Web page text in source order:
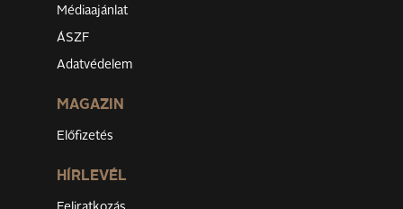
Médiaajánlat
ÁSZF
Adatvédelem
MAGAZIN
Előfizetés
HÍRLEVÉL